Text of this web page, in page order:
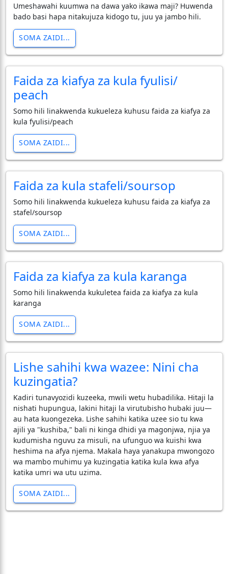
Umeshawahi kuumwa na dawa yako ikawa maji? Huwenda
bado basi hapa nitakujuza kidogo tu, juu ya jambo hili.
SOMA ZAIDI...
Faida za kiafya za kula fyulisi/
peach
Somo hili linakwenda kukueleza kuhusu faida za kiafya za
kula fyulisi/peach
SOMA ZAIDI...
Faida za kula stafeli/soursop
Somo hili linakwenda kukueleza kuhusu faida za kiafya za
stafel/soursop
SOMA ZAIDI...
Faida za kiafya za kula karanga
Somo hili linakwenda kukuletea faida za kiafya za kula
karanga
SOMA ZAIDI...
Lishe sahihi kwa wazee: Nini cha
kuzingatia?
Kadiri tunavyozidi kuzeeka, mwili wetu hubadilika. Hitaji la
nishati hupungua, lakini hitaji la virutubisho hubaki juu—
au hata kuongezeka. Lishe sahihi katika uzee sio tu kwa
ajili ya "kushiba," bali ni kinga dhidi ya magonjwa, njia ya
kudumisha nguvu za misuli, na ufunguo wa kuishi kwa
heshima na afya njema. Makala haya yanakupa mwongozo
wa mambo muhimu ya kuzingatia katika kula kwa afya
katika umri wa utu uzima.
SOMA ZAIDI...